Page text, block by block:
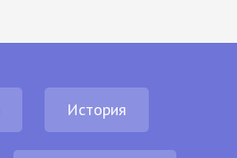
История